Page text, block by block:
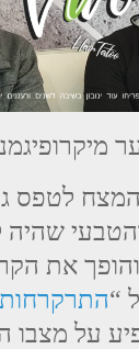
לטפס
שהיה
את
“התרקרחות
על מצבו